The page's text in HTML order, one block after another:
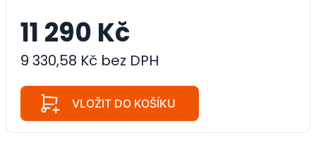
11 290 Kč
9 330,58 Kč bez DPH
VLOŽIT DO KOŠÍKU